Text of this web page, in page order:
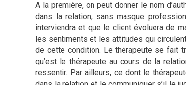
A la première, on peut donner le nom
dans la relation, sans masque
interviendra et que le client évoluera de
les sentiments et les attitudes qui
de cette condition. Le thérapeute se fait
qu’est le thérapeute au cours de la
ressentir. Par ailleurs, ce dont le